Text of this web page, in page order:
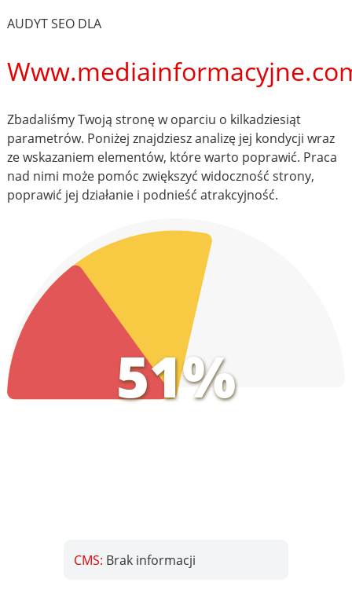
AUDYT SEO DLA
Zbadaliśmy Twoją stronę w oparciu o kilkadziesiąt
parametrów. Poniżej znajdziesz analizę jej kondycji wraz
ze wskazaniem elementów, które warto poprawić. Praca
nad nimi może pomóc zwiększyć widoczność strony,
poprawić jej działanie i podnieść atrakcyjność.
51%
CMS: Brak informacji